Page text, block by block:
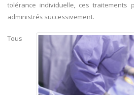
tolérance individuelle, ces traitements
administrés successivement.
Tous